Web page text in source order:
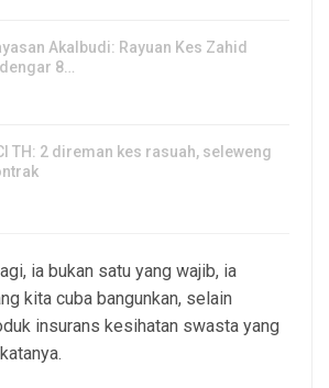
Akalbudi: Rayuan Kes Zahid
8…
TH: 2 direman kes rasuah, seleweng
ia bukan satu yang wajib, ia
kita cuba bangunkan, selain
insurans kesihatan swasta yang